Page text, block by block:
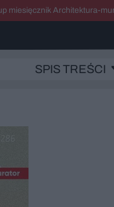
miesięcznik Architektura-
SPIS TREŚCI